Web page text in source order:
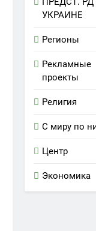
УКРАИНЕ
Регионы
Рекламные
проекты
Религия
С миру по
Центр
Экономика